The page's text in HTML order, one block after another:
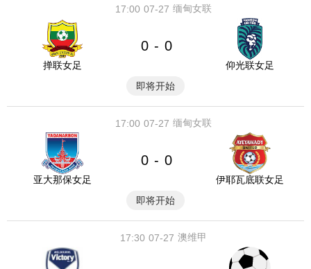
07-27
17:00 缅甸女联
掸联女足
0 - 0
仰光联女足
即将开始
07-27
17:00 缅甸女联
亚大那保女足
0 - 0
伊耶瓦底联女足
即将开始
07-27
17:30 澳维甲